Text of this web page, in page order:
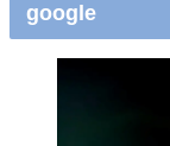
google